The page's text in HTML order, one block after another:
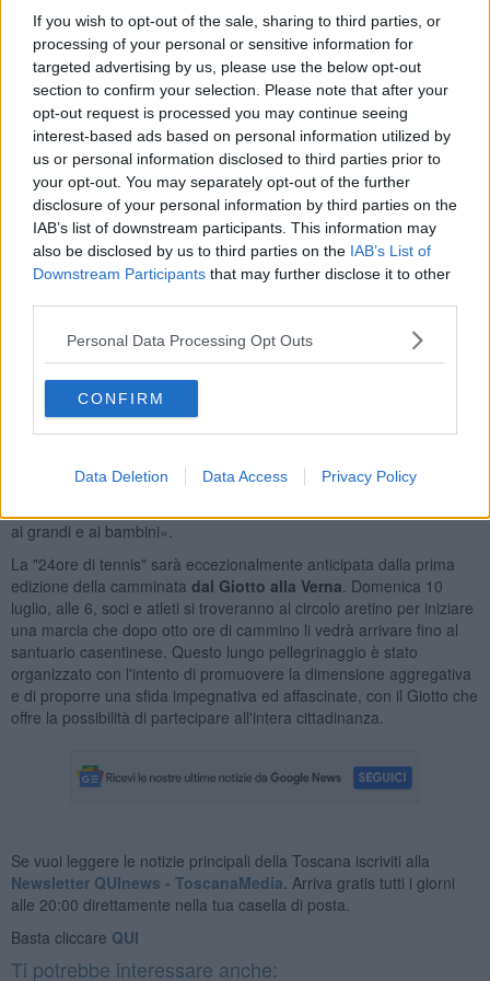
If you wish to opt-out of the sale, sharing to third parties, or
processing of your personal or sensitive information for
targeted advertising by us, please use the below opt-out
section to confirm your selection. Please note that after your
opt-out request is processed you may continue seeing
interest-based ads based on personal information utilized by
us or personal information disclosed to third parties prior to
your opt-out. You may separately opt-out of the further
disclosure of your personal information by third parties on the
IAB’s list of downstream participants. This information may
also be disclosed by us to third parties on the IAB’s List of
Downstream Participants that may further disclose it to other
Personal Data Processing Opt Outs
CONFIRM
Data Deletion Data Access Privacy Policy
decine di tennisti (al momento si sono iscritti già in ottanta di tutte le
età) si sfideranno dalle 19 del venerdì alle 19 del sabato con
l'obiettivo di vivere un momento di gioco e di beneficenza, dal
momento che le quote di iscrizione e le libere offerte raccolte nel
corso della gara saranno devolute al Calcit.
L'intento è di superare i quasi 1.000 euro raccolti nel 2015 e
l'assegno sarà ufficialmente consegnato dalle mani diLuisa Pini
moglie di quel Carlo a cui è dedicato il torneo, in occasione della
cena di gala che il sabato chiuderà l'evento. Al fianco della partita di
tennis sono in cantiere altre iniziative collaterali tra cui iltorneo di
piccoli, mentre la mattina il circolo offrirà la colazione a tutti i tennisti
che si sono sfidati nel corso della notte.
«La "24ore" è uno degli appuntamenti di punta della vita sociale del
Giotto - affermano gli organizzatori
ai tennisti di tutti i circoli cittadini, a cui offriremo la possibilità di
vivere una splendida iniziativa all'insegna dell'amicizia, del
ai grandi e ai bambini».
La "24ore di tennis" sarà eccezionalmente anticipata dalla prima
edizione della camminata dal Giotto alla Verna . Domenica 10
luglio, alle 6, soci e atleti si troveranno al circolo aretino per iniziare
una marcia che dopo otto ore di cammino li vedrà arrivare fino al
santuario casentinese. Questo lungo pellegrinaggio è stato
organizzato con l'intento di promuovere la dimensione aggregativa
e di proporre una sfida impegnativa ed affascinate, con il Giotto che
offre la possibilità di partecipare all'intera cittadinanza.
Se vuoi leggere le notizie principali della Toscana iscriviti alla
Newsletter QUInews - ToscanaMedia. Arriva gratis tutti i giorni
alle 20:00 direttamente nella tua casella di posta.
Basta cliccare QUI
Ti potrebbe interessare anche: